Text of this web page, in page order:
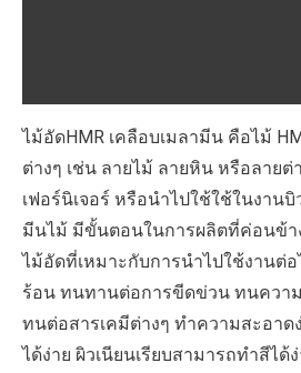
2
หน้า
(1.22mx2.44m)
ชิ้น
ไม้อัดHMR เคลือบเมลามีน คือไม้
ต่างๆ เช่น ลายไม้ ลายหิน หรือลายต่
เฟอร์นิเจอร์ หรือนำไปใช้ใช้ในงาน
มีนไม้ มีขั้นตอนในการผลิตที่ค่อนข้า
ไม้อัดที่เหมาะกับการนำไปใช้งานต่
ร้อน ทนทานต่อการขีดข่วน ทนควา
ทนต่อสารเคมีต่างๆ ทำความสะอาด
ได้ง่าย ผิวเนียนเรียบสามารถทำสีได้